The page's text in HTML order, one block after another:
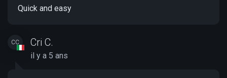
Quick and easy
CC Cri C.
il y a 5 ans